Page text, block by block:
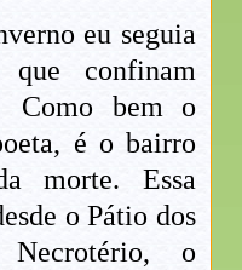
eu seguia
confinam
Como bem o
é o bairro
morte. Essa
o Pátio dos
o